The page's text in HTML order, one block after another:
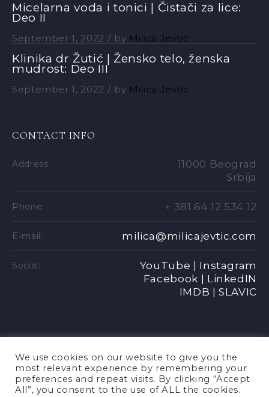
Micelarna voda i tonici | Čistači za lice:
Deo II
September 1, 2022 by Milica Jevtić
Klinika dr Žutić | Žensko telo, ženska
mudrost: Deo III
September 1, 2022 by Milica Jevtić
CONTACT INFO
Address:
11000 Beograd
Srbija
Phone: + 381 64 12 534 12
E-mail: milica@milicajevtic.com
Social: YouTube |
Instagram
Facebook |
LinkedIN
IMDB |
SLAVIC
We use cookies on our website to give you the
most relevant experience by remembering your
preferences and repeat visits. By clicking “Accept
All”, you consent to the use of ALL the cookies.